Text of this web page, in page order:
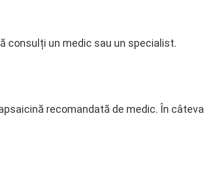
consulți un medic sau un specialist.
recomandată de medic. În câteva